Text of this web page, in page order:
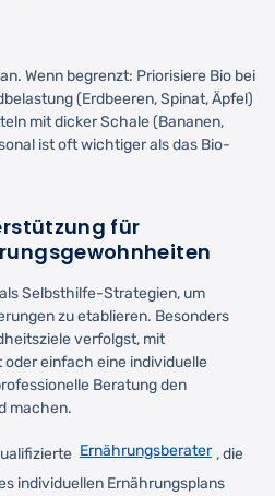
Wenn begrenzt: Priorisiere Bio bei
(Erdbeeren, Spinat, Äpfel)
mit dicker Schale (Bananen,
ist oft wichtiger als das Bio-
für
Selbsthilfe-Strategien, um
zu etablieren. Besonders
verfolgst, mit
einfach eine individuelle
Beratung den
machen.
Ernährungsberater , die
individuellen Ernährungsplans